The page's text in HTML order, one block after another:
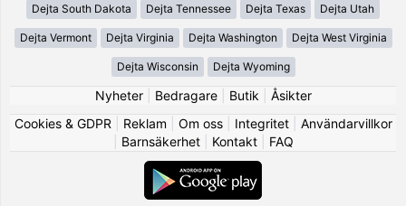
Dejta South Dakota Dejta Tennessee Dejta Texas Dejta Utah
Dejta Vermont Dejta Virginia Dejta Washington Dejta West Virginia
Dejta Wisconsin Dejta Wyoming
Nyheter| Bedragare| Butik
Åsikter
Cookies & GDPR
Reklam Om oss| Integritet| Användarvillkor
Barnsäkerhet| Kontakt| FAQ